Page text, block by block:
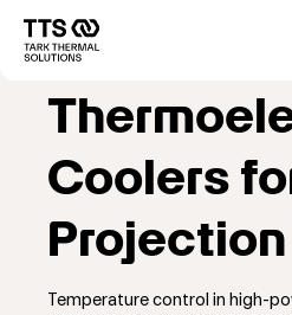
Coolers
Temperature control in high-